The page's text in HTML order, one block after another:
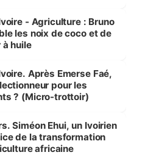
- Agriculture : Bruno
les noix de coco et de
à huile
Après Emerse Faé,
pour les
? (Micro-trottoir)
Siméon Ehui, un Ivoirien
de la transformation
africaine